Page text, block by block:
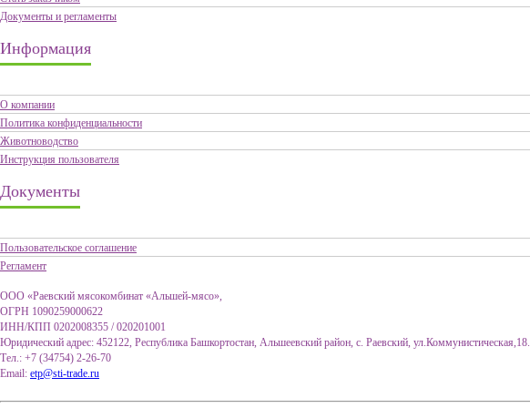
Документы и регламенты
Информация
О компании
Политика конфиденциальности
Животноводство
Инструкция пользователя
Документы
Пользовательское соглашение
Регламент
ООО «Раевский мясокомбинат «Альшей-мясо»,
ОГРН 1090259000622
ИНН/КПП 0202008355 / 020201001
Юридический адрес: 452122, Республика Башкортостан, Альшеевский район, с. Раевский, ул.Коммунистическая,18.
Тел.: +7 (34754) 2-26-70
Email: etp@sti-trade.ru